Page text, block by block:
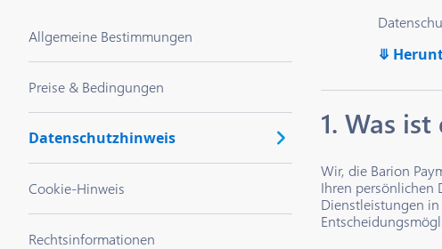
Allgemeine Bestimmungen
Preise & Bedingungen
Datenschutzhinweis
Cookie-Hinweis
Rechtsinformationen
⤋
1. Was
Wir, die Barion
Ihren persönlichen
Dienstleistungen